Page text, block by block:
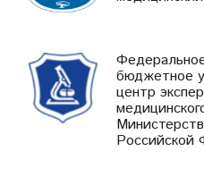
бюджетное
центр
Российской